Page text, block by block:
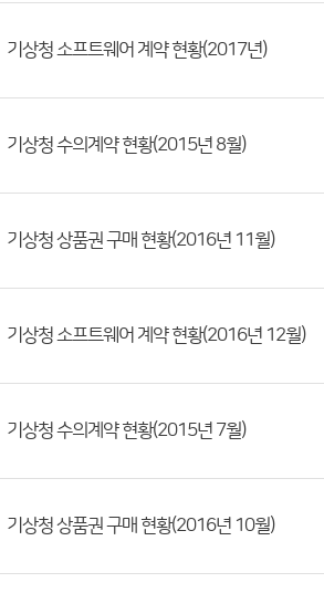
기상청 소프트웨어 계약 현황(2017년)
기상청 수의계약 현황(2015년 8월)
기상청 상품권 구매 현황(2016년 11월)
기상청 소프트웨어 계약 현황(2016년 12월)
기상청 수의계약 현황(2015년 7월)
기상청 상품권 구매 현황(2016년 10월)